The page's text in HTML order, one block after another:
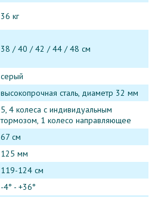
36 кг
38 / 40 / 42 / 44 / 48 см
серый
высокопрочная сталь, диаметр 32 мм
5, 4 колеса с индивидуальным
тормозом, 1 колесо направляющее
67 см
125 мм
119-124 см
-4° - +36°